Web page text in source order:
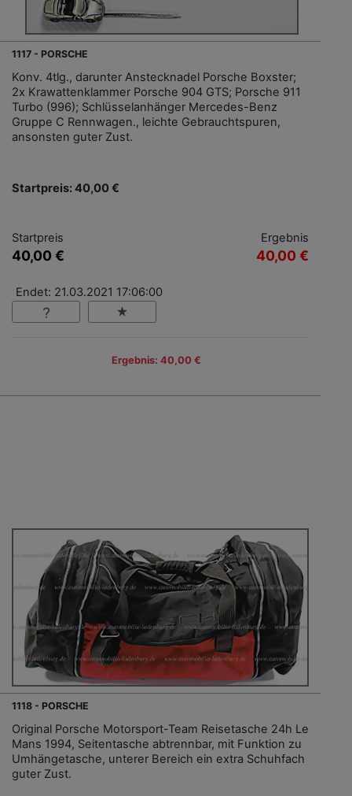
1117 - PORSCHE
Konv. 4tlg., darunter Anstecknadel Porsche Boxster;
2x Krawattenklammer Porsche 904 GTS; Porsche 911
Turbo (996); Schlüsselanhänger Mercedes-Benz
Gruppe C Rennwagen., leichte Gebrauchtspuren,
ansonsten guter Zust.
Startpreis: 40,00 €
Startpreis
40,00 €
Ergebnis
40,00 €
Endet: 21.03.2021 17:06:00
Ergebnis: 40,00 €
1118 - PORSCHE
Original Porsche Motorsport-Team Reisetasche 24h Le
Mans 1994, Seitentasche abtrennbar, mit Funktion zu
Umhängetasche, unterer Bereich ein extra Schuhfach
guter Zust.